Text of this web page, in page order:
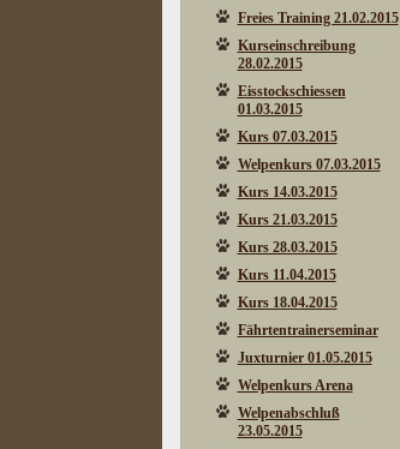
Freies Training 21.02.2015
Kurseinschreibung
28.02.2015
Eisstockschiessen
01.03.2015
Kurs 07.03.2015
Welpenkurs 07.03.2015
Kurs 14.03.2015
Kurs 21.03.2015
Kurs 28.03.2015
Kurs 11.04.2015
Kurs 18.04.2015
Fährtentrainerseminar
Juxturnier 01.05.2015
Welpenkurs Arena
Welpenabschluß
23.05.2015